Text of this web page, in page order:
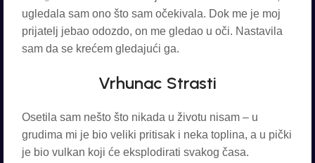
ugledala sam ono što sam očekivala. Dok me je moj
prijatelj jebao odozdo, on me gledao u oči. Nastavila
sam da se krećem gledajući ga.
Vrhunac Strasti
Osetila sam nešto što nikada u životu nisam – u
grudima mi je bio veliki pritisak i neka toplina, a u pički
je bio vulkan koji će eksplodirati svakog časa.